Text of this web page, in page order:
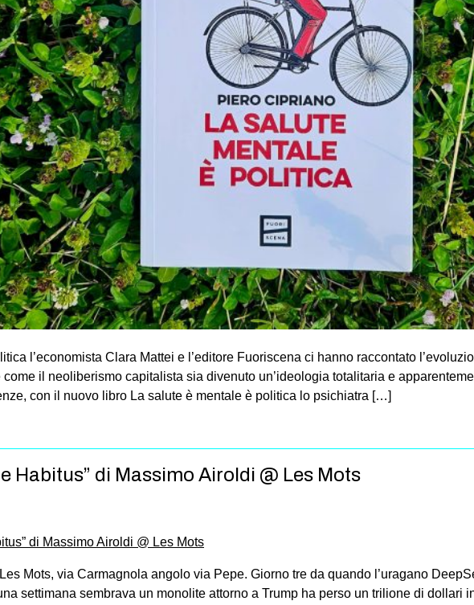
l’economista Clara Mattei e l’editore Fuoriscena ci hanno raccontato
come il neoliberismo capitalista sia divenuto un’ideologia totalitaria e
con il nuovo libro La salute è mentale è politica lo psichiatra […]
Habitus” di Massimo Airoldi @ Les Mots
Mots, via Carmagnola angolo via Pepe. Giorno tre da quando l’uragano
settimana sembrava un monolite attorno a Trump ha perso un trilione di dollari